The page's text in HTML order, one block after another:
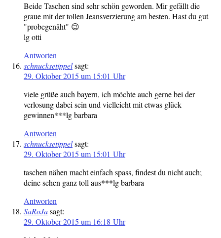
Beide Taschen sind sehr schön geworden. Mir gefällt die
graue mit der tollen Jeansverzierung am besten. Hast du gut
"probegenäht" 😉
lg otti
Antworten
schnucksetippelsagt:
29. Oktober 2015 um 15:01 Uhr
viele grüße auch bayern, ich möchte auch gerne bei der
verlosung dabei sein und vielleicht mit etwas glück
gewinnen***lg barbara
Antworten
schnucksetippelsagt:
29. Oktober 2015 um 15:01 Uhr
taschen nähen macht einfach spass, findest du nicht auch;
deine sehen ganz toll aus***lg barbara
Antworten
SaRoJasagt:
29. Oktober 2015 um 16:18 Uhr